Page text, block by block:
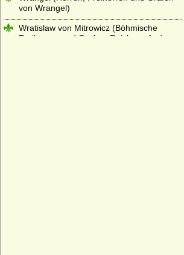
von Wrangel)
Wratislaw von Mitrowicz (Böhmische
Freiherren und Grafen, Reichsgrafen)